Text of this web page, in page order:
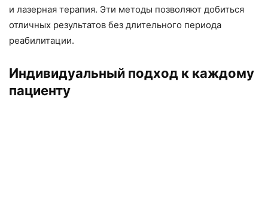
и лазерная терапия. Эти методы позволяют добиться
отличных результатов без длительного периода
реабилитации.
Индивидуальный подход к каждому
пациенту